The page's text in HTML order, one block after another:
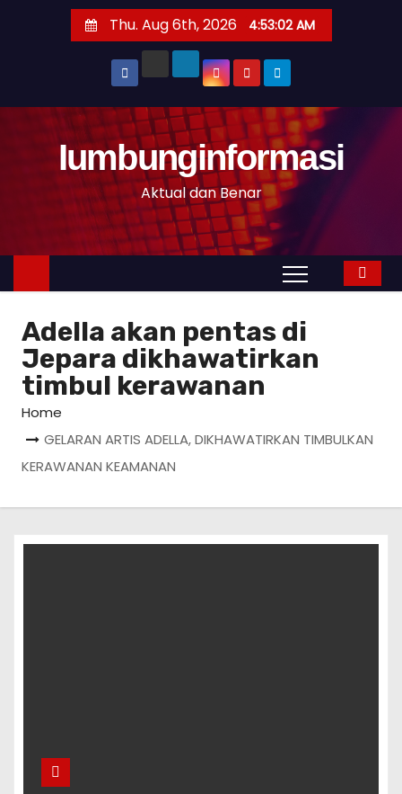
t
n
Thu. Aug 6th, 2026 4:53:02 AM
Iumbunginformasi
Aktual dan Benar
Adella akan pentas di
Jepara dikhawatirkan
timbul kerawanan
Home
GELARAN ARTIS ADELLA, DIKHAWATIRKAN TIMBULKAN
KERAWANAN KEAMANAN